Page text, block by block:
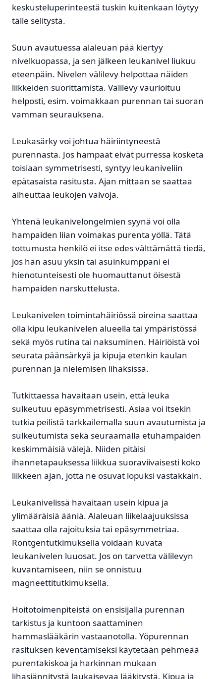
keskusteluperinteestä tuskin kuitenkaan löytyy
tälle selitystä.
Suun avautuessa alaleuan pää kiertyy
nivelkuopassa, ja sen jälkeen leukanivel liukuu
eteenpäin. Nivelen välilevy helpottaa näiden
liikkeiden suorittamista. Välilevy vaurioituu
helposti, esim. voimakkaan purennan tai suoran
vamman seurauksena.
Leukasärky voi johtua häiriintyneestä
purennasta. Jos hampaat eivät purressa kosketa
toisiaan symmetrisesti, syntyy leukaniveliin
epätasaista rasitusta. Ajan mittaan se saattaa
aiheuttaa leukojen vaivoja.
Yhtenä leukanivelongelmien syynä voi olla
hampaiden liian voimakas purenta yöllä. Tätä
tottumusta henkilö ei itse edes välttämättä tiedä,
jos hän asuu yksin tai asuinkumppani ei
hienotunteisesti ole huomauttanut öisestä
hampaiden narskuttelusta.
Leukanivelen toimintahäiriössä oireina saattaa
olla kipu leukanivelen alueella tai ympäristössä
sekä myös rutina tai naksuminen. Häiriöistä voi
seurata päänsärkyä ja kipuja etenkin kaulan
purennan ja nielemisen lihaksissa.
Tutkittaessa havaitaan usein, että leuka
sulkeutuu epäsymmetrisesti. Asiaa voi itsekin
tutkia peilistä tarkkailemalla suun avautumista ja
sulkeutumista sekä seuraamalla etuhampaiden
keskimmäisiä välejä. Niiden pitäisi
ihannetapauksessa liikkua suoraviivaisesti koko
liikkeen ajan, jotta ne osuvat lopuksi vastakkain.
Leukanivelissä havaitaan usein kipua ja
ylimääräisiä ääniä. Alaleuan liikelaajuuksissa
saattaa olla rajoituksia tai epäsymmetriaa.
Röntgentutkimuksella voidaan kuvata
leukanivelen luuosat. Jos on tarvetta välilevyn
kuvantamiseen, niin se onnistuu
magneettitutkimuksella.
Hoitotoimenpiteistä on ensisijalla purennan
tarkistus ja kuntoon saattaminen
hammaslääkärin vastaanotolla. Yöpurennan
rasituksen keventämiseksi käytetään pehmeää
purentakiskoa ja harkinnan mukaan
lihasjännitystä laukaisevaa lääkitystä. Kipua ja